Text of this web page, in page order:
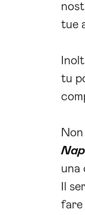
tue
tu
una
Il
fare